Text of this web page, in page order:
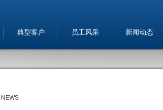
典型客户 员工风采 新闻动态